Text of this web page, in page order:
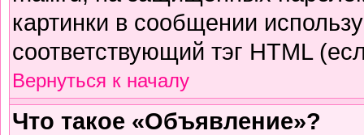
картинки в сообщении
соответствующий тэг HTML
Вернуться к началу
Что такое «Объявление»?